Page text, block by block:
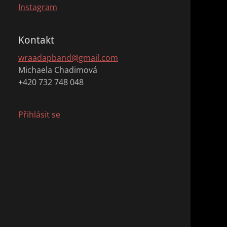
Instagram
Kontakt
wraadapband@gmail.com
Michaela Chadimová
+420 732 748 048
Přihlásit se